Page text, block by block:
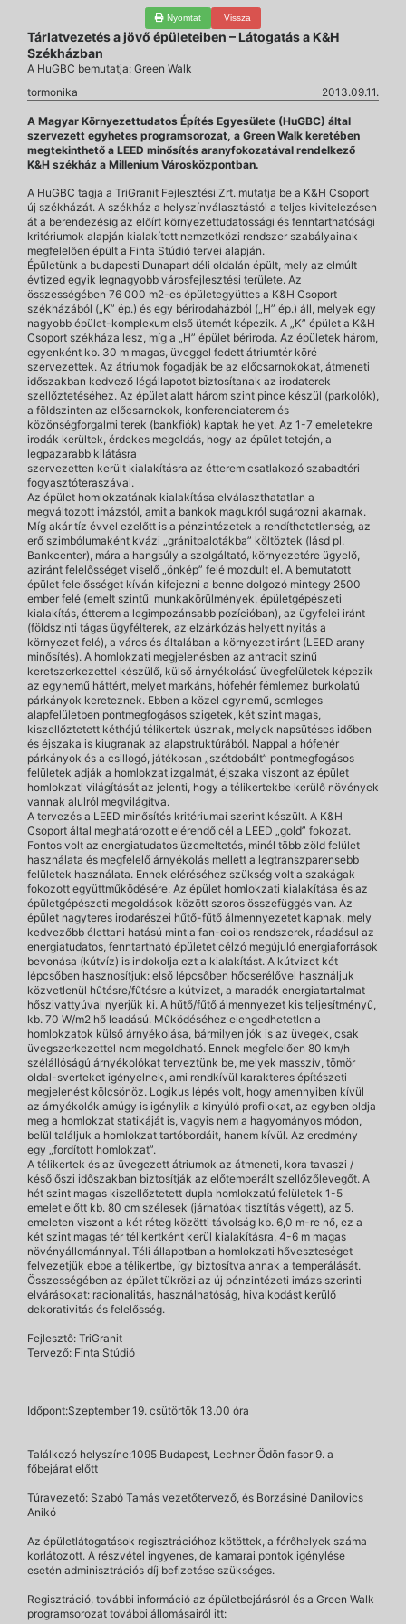
Nyomtat Vissza
Tárlatvezetés a jövő épületeiben – Látogatás a K&H
Székházban
A HuGBC bemutatja: Green Walk
tormonika
2013.09.11.
A Magyar Környezettudatos Építés Egyesülete (HuGBC) által
szervezett egyhetes programsorozat, a Green Walk keretében
megtekinthető a LEED minősítés aranyfokozatával rendelkező
K&H székház a Millenium Városközpontban.
A HuGBC tagja a TriGranit Fejlesztési Zrt. mutatja be a K&H Csoport
új székházát. A székház a helyszínválasztástól a teljes kivitelezésen
át a berendezésig az előírt környezettudatossági és fenntarthatósági
kritériumok alapján kialakított nemzetközi rendszer szabályainak
megfelelően épült a Finta Stúdió tervei alapján.
Épületünk a budapesti Dunapart déli oldalán épült, mely az elmúlt
évtized egyik legnagyobb városfejlesztési területe. Az
összességében 76 000 m2-es épületegyüttes a K&H Csoport
székházából („K” ép.) és egy bérirodaházból („H” ép.) áll, melyek egy
nagyobb épület-komplexum első ütemét képezik. A „K” épület a K&H
Csoport székháza lesz, míg a „H” épület bériroda. Az épületek három,
egyenként kb. 30 m magas, üveggel fedett átriumtér köré
szervezettek. Az átriumok fogadják be az előcsarnokokat, átmeneti
időszakban kedvező légállapotot biztosítanak az irodaterek
szellőztetéséhez. Az épület alatt három szint pince készül (parkolók),
a földszinten az előcsarnokok, konferenciaterem és
közönségforgalmi terek (bankfiók) kaptak helyet. Az 1-7 emeletekre
irodák kerültek, érdekes megoldás, hogy az épület tetején, a
legpazarabb kilátásra
szervezetten került kialakításra az étterem csatlakozó szabadtéri
fogyasztóteraszával.
Az épület homlokzatának kialakítása elválaszthatatlan a
megváltozott imázstól, amit a bankok magukról sugározni akarnak.
Míg akár tíz évvel ezelőtt is a pénzintézetek a rendíthetetlenség, az
erő szimbólumaként kvázi „gránitpalotákba” költöztek (lásd pl.
Bankcenter), mára a hangsúly a szolgáltató, környezetére ügyelő,
aziránt felelősséget viselő „önkép” felé mozdult el. A bemutatott
épület felelősséget kíván kifejezni a benne dolgozó mintegy 2500
ember felé (emelt szintű munkakörülmények, épületgépészeti
kialakítás, étterem a legimpozánsabb pozícióban), az ügyfelei iránt
(földszinti tágas ügyfélterek, az elzárkózás helyett nyitás a
környezet felé), a város és általában a környezet iránt (LEED arany
minősítés). A homlokzati megjelenésben az antracit színű
keretszerkezettel készülő, külső árnyékolású üvegfelületek képezik
az egynemű háttért, melyet markáns, hófehér fémlemez burkolatú
párkányok kereteznek. Ebben a közel egynemű, semleges
alapfelületben pontmegfogásos szigetek, két szint magas,
kiszellőztetett kéthéjú télikertek úsznak, melyek napsütéses időben
és éjszaka is kiugranak az alapstruktúrából. Nappal a hófehér
párkányok és a csillogó, játékosan „szétdobált” pontmegfogásos
felületek adják a homlokzat izgalmát, éjszaka viszont az épület
homlokzati világítását az jelenti, hogy a télikertekbe kerülő növények
vannak alulról megvilágítva.
A tervezés a LEED minősítés kritériumai szerint készült. A K&H
Csoport által meghatározott elérendő cél a LEED „gold” fokozat.
Fontos volt az energiatudatos üzemeltetés, minél több zöld felület
használata és megfelelő árnyékolás mellett a legtranszparensebb
felületek használata. Ennek eléréséhez szükség volt a szakágak
fokozott együttműködésére. Az épület homlokzati kialakítása és az
épületgépészeti megoldások között szoros összefüggés van. Az
épület nagyteres irodarészei hűtő-fűtő álmennyezetet kapnak, mely
kedvezőbb élettani hatású mint a fan-coilos rendszerek, ráadásul az
energiatudatos, fenntartható épületet célzó megújuló energiaforrások
bevonása (kútvíz) is indokolja ezt a kialakítást. A kútvizet két
lépcsőben hasznosítjuk: első lépcsőben hőcserélővel használjuk
közvetlenül hűtésre/fűtésre a kútvizet, a maradék energiatartalmat
hőszivattyúval nyerjük ki. A hűtő/fűtő álmennyezet kis teljesítményű,
kb. 70 W/m2 hő leadású. Működéséhez elengedhetetlen a
homlokzatok külső árnyékolása, bármilyen jók is az üvegek, csak
üvegszerkezettel nem megoldható. Ennek megfelelően 80 km/h
szélállóságú árnyékolókat terveztünk be, melyek masszív, tömör
oldal-sverteket igényelnek, ami rendkívül karakteres építészeti
megjelenést kölcsönöz. Logikus lépés volt, hogy amennyiben kívül
az árnyékolók amúgy is igénylik a kinyúló profilokat, az egyben oldja
meg a homlokzat statikáját is, vagyis nem a hagyományos módon,
belül találjuk a homlokzat tartóbordáit, hanem kívül. Az eredmény
egy „fordított homlokzat”.
A télikertek és az üvegezett átriumok az átmeneti, kora tavaszi /
késő őszi időszakban biztosítják az előtemperált szellőzőlevegőt. A
hét szint magas kiszellőztetett dupla homlokzatú felületek 1-5
emelet előtt kb. 80 cm szélesek (járhatóak tisztítás végett), az 5.
emeleten viszont a két réteg közötti távolság kb. 6,0 m-re nő, ez a
két szint magas tér télikertként kerül kialakításra, 4-6 m magas
növényállománnyal. Téli állapotban a homlokzati hőveszteséget
felvezetjük ebbe a télikertbe, így biztosítva annak a temperálását.
Összességében az épület tükrözi az új pénzintézeti imázs szerinti
elvárásokat: racionalitás, használhatóság, hivalkodást kerülő
dekorativitás és felelősség.
Fejlesztő: TriGranit
Tervező: Finta Stúdió
Időpont:Szeptember 19. csütörtök 13.00 óra
Találkozó helyszíne:1095 Budapest, Lechner Ödön fasor 9. a
főbejárat előtt
Túravezető: Szabó Tamás vezetőtervező, és Borzásiné Danilovics
Anikó
Az épületlátogatások regisztrációhoz kötöttek, a férőhelyek száma
korlátozott. A részvétel ingyenes, de kamarai pontok igénylése
esetén adminisztrációs díj befizetése szükséges.
Regisztráció, további információ az épületbejárásról és a Green Walk
programsorozat további állomásairól itt: